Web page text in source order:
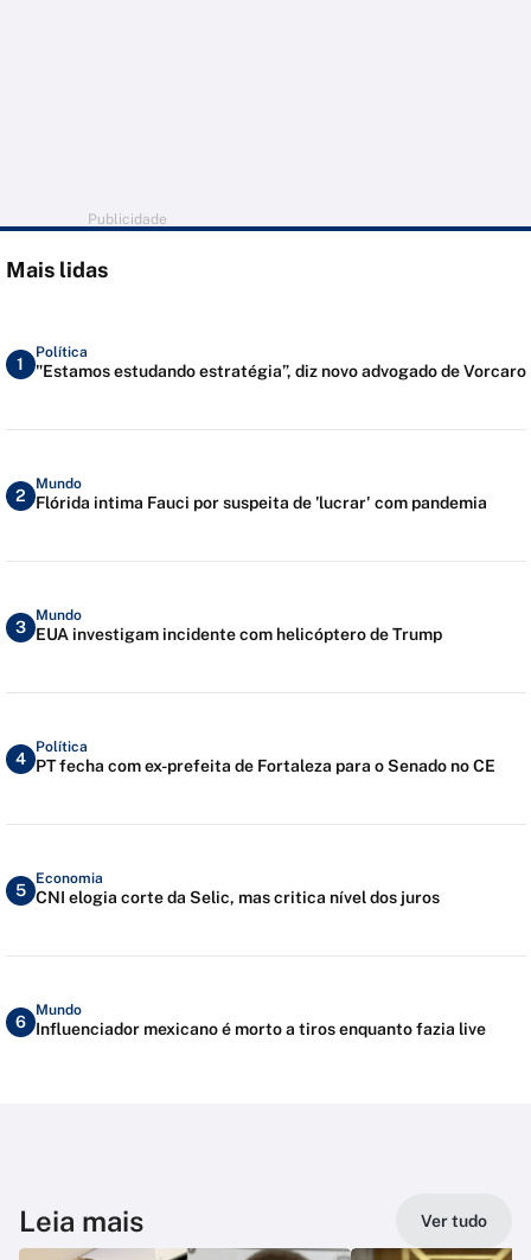
Publicidade
Mais lidas
1
Política
"Estamos estudando estratégia”, diz novo advogado de Vorcaro
2
Mundo
Flórida intima Fauci por suspeita de 'lucrar' com pandemia
3
Mundo
EUA investigam incidente com helicóptero de Trump
4
Política
PT fecha com ex-prefeita de Fortaleza para o Senado no CE
5
Economia
CNI elogia corte da Selic, mas critica nível dos juros
6
Mundo
Influenciador mexicano é morto a tiros enquanto fazia live
Leia mais Ver tudo